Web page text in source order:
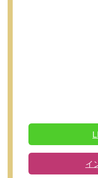
イ